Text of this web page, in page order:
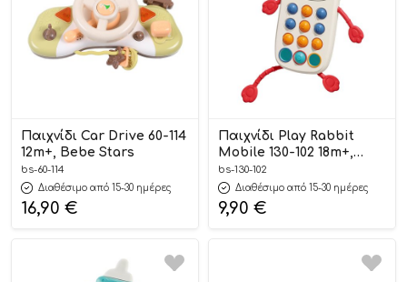
Παιχνίδι Car Drive 60-114
12m+, Bebe Stars
bs-60-114
Διαθέσιμο από 15-30 ημέρες
16,90 €
Παιχνίδι Play Rabbit
Mobile 130-102 18m+,
Bebe Stars
bs-130-102
Διαθέσιμο από 15-30 ημέρες
9,90 €